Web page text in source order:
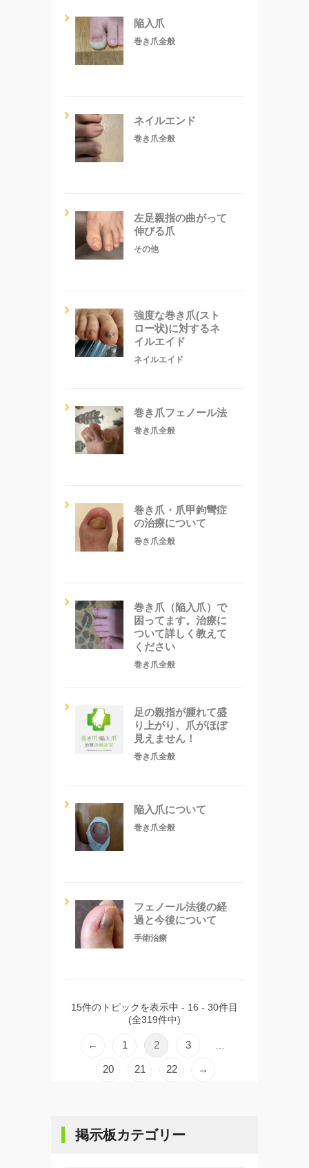
陥入爪
巻き爪全般
ネイルエンド
巻き爪全般
左足親指の曲がって
伸びる爪
その他
強度な巻き爪(スト
ロー状)に対するネ
イルエイド
ネイルエイド
巻き爪フェノール法
巻き爪全般
巻き爪・爪甲鉤彎症
の治療について
巻き爪全般
巻き爪（陥入爪）で
困ってます。治療に
ついて詳しく教えて
ください
巻き爪全般
足の親指が腫れて盛
り上がり、爪がほぼ
見えません！
巻き爪全般
陥入爪について
巻き爪全般
フェノール法後の経
過と今後について
手術治療
15件のトピックを表示中 - 16 - 30件目
(全319件中)
← 1 2 3
20 21 22 →
掲示板カテゴリー